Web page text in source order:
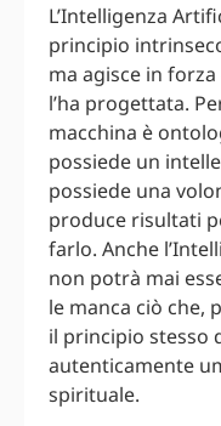
L’Intelligenza
principio
ma agisce in
l’ha progettata.
macchina è
possiede un
possiede una
produce risultati
farlo. Anche
non potrà mai
le manca ciò che,
il principio stesso
autenticamente
spirituale.